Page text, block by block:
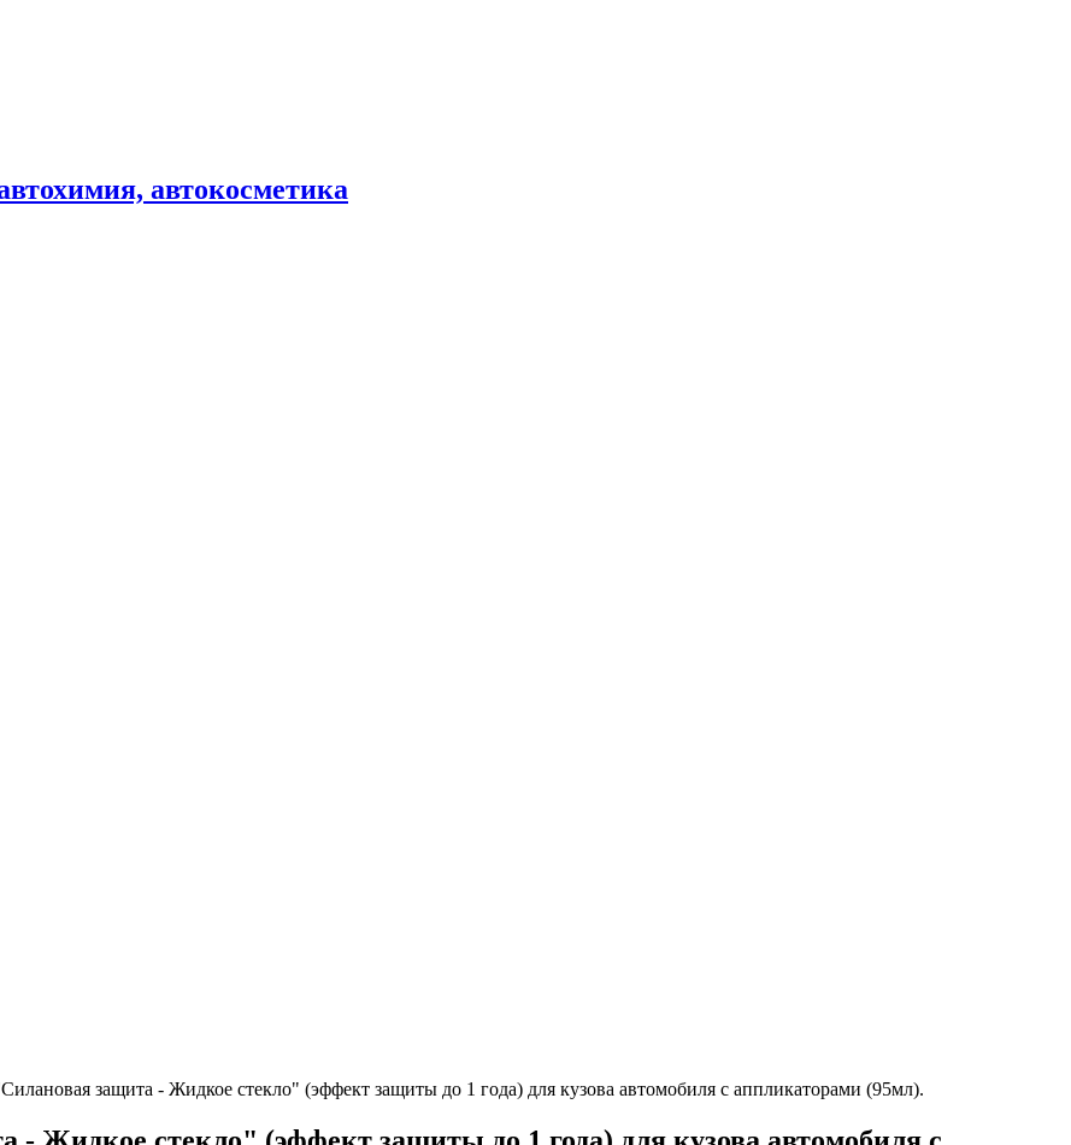
защита - Жидкое стекло" (эффект защиты до 1 года) для кузова автомобиля с аппликаторами (95мл).